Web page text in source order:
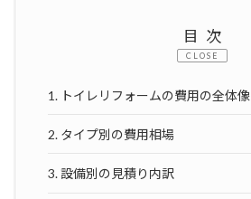
目次
CLOSE
1. トイレリフォームの費用の全体像
2. タイプ別の費用相場
3. 設備別の見積り内訳